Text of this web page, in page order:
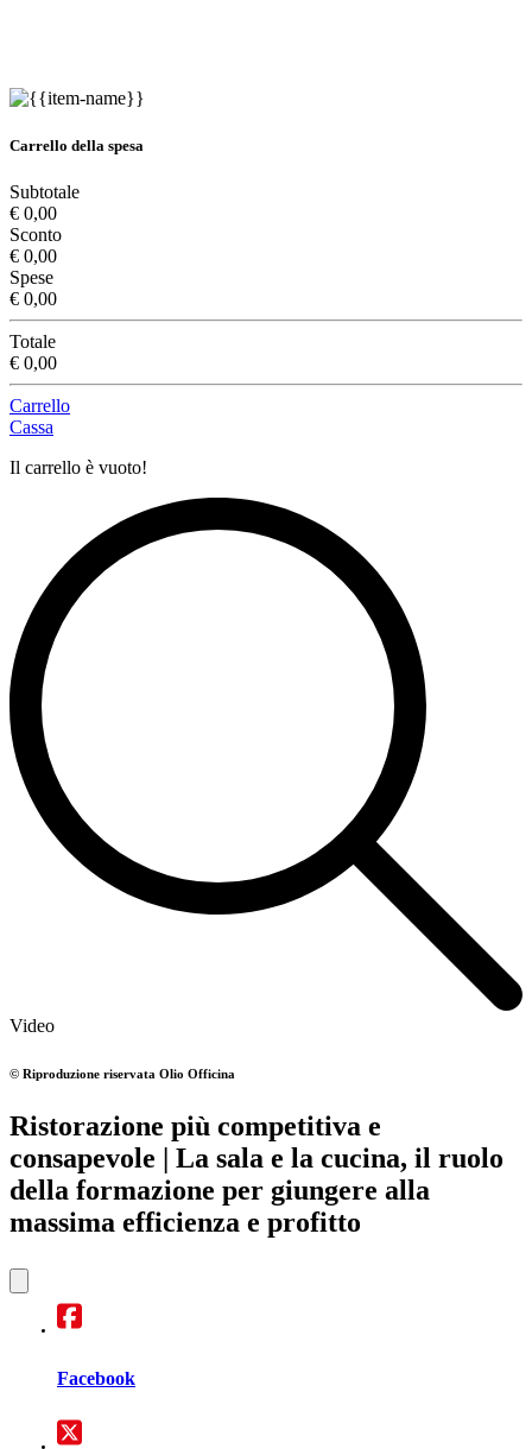
Carrello della spesa
Subtotale
€ 0,00
Sconto
€ 0,00
Spese
€ 0,00
Totale
€ 0,00
Carrello
Cassa
Il carrello è vuoto!
Video
© Riproduzione riservata Olio Officina
Ristorazione più competitiva e
consapevole | La sala e la cucina, il ruolo
della formazione per giungere alla
massima efficienza e profitto
Facebook